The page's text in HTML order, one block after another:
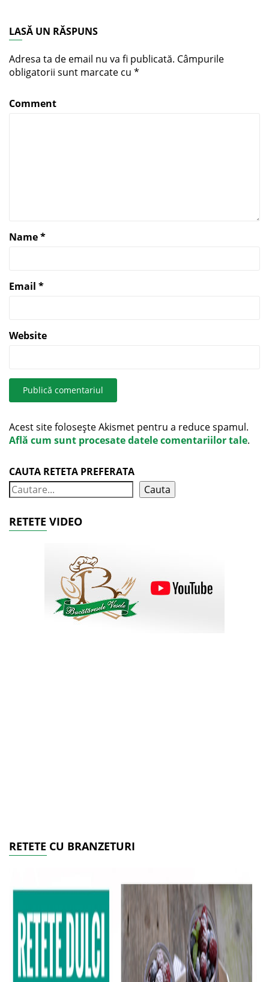
LASĂ UN RĂSPUNS
Adresa ta de email nu va fi publicată. Câmpurile
obligatorii sunt marcate cu *
Comment
Name*
Email *
Website
Acest site folosește Akismet pentru a reduce spamul.
Află cum sunt procesate datele comentariilor tale.
CAUTA RETETA PREFERATA
Cauta
RETETE VIDEO
RETETE CU BRANZETURI